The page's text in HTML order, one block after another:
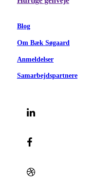
Blog
Om Bæk Søgaard
Anmeldelser
Samarbejdspartnere